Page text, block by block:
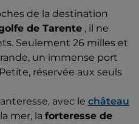
de la destination
de Tarente , il ne
Seulement 26 milles et
un immense port
réservée aux seuls
avec le château
mer, la forteresse de